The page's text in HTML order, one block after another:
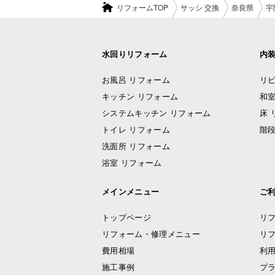
リフォームTOP サッシ 交換 奈良県 宇
水回りリフォーム
お風呂 リフォーム
キッチン リフォーム
システムキッチン リフォーム
トイレ リフォーム
洗面所 リフォーム
浴室 リフォーム
内
リ
和
床
階
メインメニュー
トップページ
リフォーム・修理メニュー
費用相場
施工事例
ご
リ
リ
利
プ